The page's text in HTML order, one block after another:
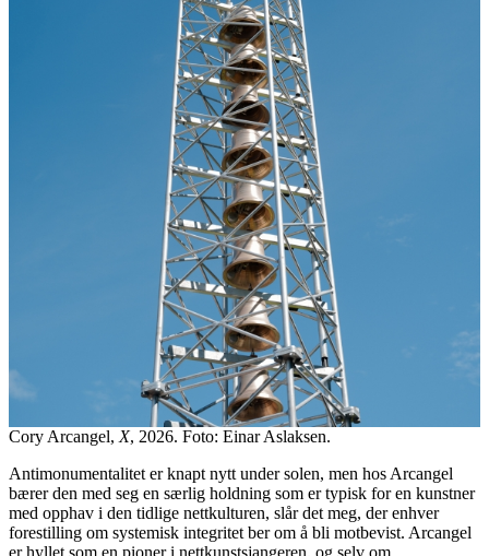
Cory Arcangel, X, 2026. Foto: Einar Aslaksen.
Antimonumentalitet er knapt nytt under solen, men hos Arcangel
bærer den med seg en særlig holdning som er typisk for en kunstner
med opphav i den tidlige nettkulturen, slår det meg, der enhver
forestilling om systemisk integritet ber om å bli motbevist. Arcangel
er hyllet som en pioner i nettkunstsjangeren, og selv om